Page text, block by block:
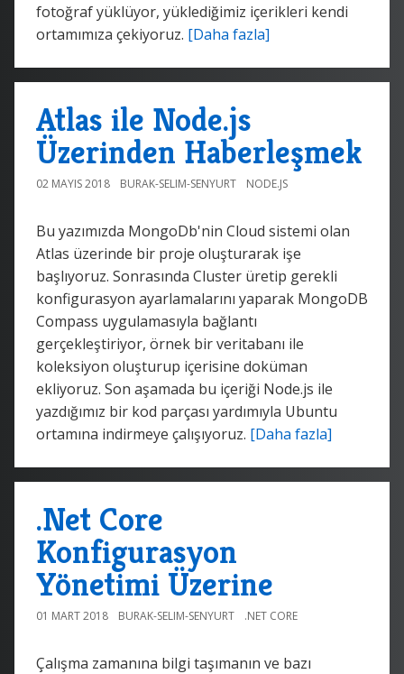
fotoğraf yüklüyor, yüklediğimiz içerikleri kendi
ortamımıza çekiyoruz. [Daha fazla]
Atlas ile Node.js
Üzerinden Haberleşmek
02 MAYIS 2018 BURAK-SELIM-SENYURT NODE.JS
Bu yazımızda MongoDb'nin Cloud sistemi olan
Atlas üzerinde bir proje oluşturarak işe
başlıyoruz. Sonrasında Cluster üretip gerekli
konfigurasyon ayarlamalarını yaparak MongoDB
Compass uygulamasıyla bağlantı
gerçekleştiriyor, örnek bir veritabanı ile
koleksiyon oluşturup içerisine doküman
ekliyoruz. Son aşamada bu içeriği Node.js ile
yazdığımız bir kod parçası yardımıyla Ubuntu
ortamına indirmeye çalışıyoruz. [Daha fazla]
.Net Core
Konfigurasyon
Yönetimi Üzerine
01 MART 2018 BURAK-SELIM-SENYURT .NET CORE
Çalışma zamanına bilgi taşımanın ve bazı